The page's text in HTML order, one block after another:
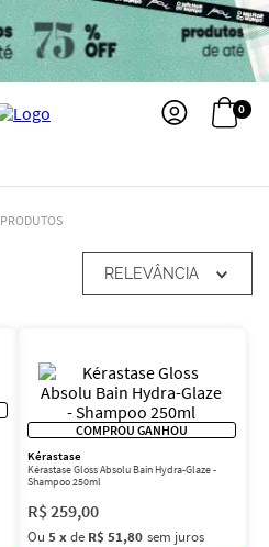
0
PRODUTOS
RELEVÂNCIA
COMPROU GANHOU
Kérastase
Kérastase Gloss Absolu Bain Hydra-Glaze -
Shampoo 250ml
R$259,00
Ou 5 xde R$ 51,80 sem juros